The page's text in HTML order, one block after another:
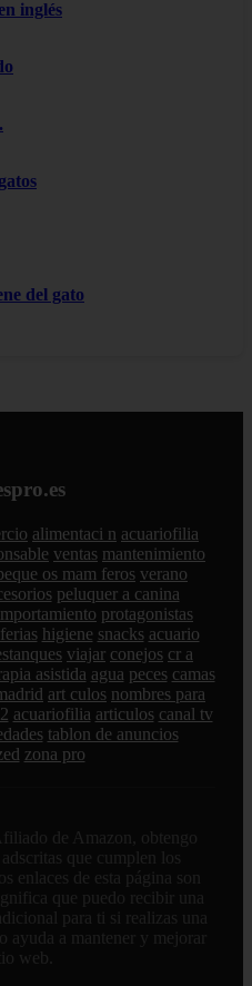
inglés
del gato
alimentaci n acuariofilia
ventas mantenimiento
os mam feros verano
peluquer a canina
protagonistas
ferias higiene snacks acuario
viajar conejos cr a
asistida agua peces camas
art culos nombres para
acuariofilia articulos canal tv
tablon de anuncios
zona pro
de Amazon, obtengo
que cumplen los
enlaces de esta página son
que puedo recibir una
para ti si realizas una
ayuda a mantener y mejorar
web.